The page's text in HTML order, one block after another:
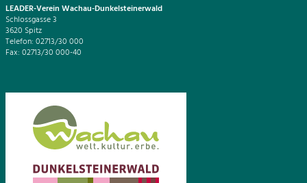
LEADER-Verein Wachau-Dunkelsteinerwald
Schlossgasse 3
3620 Spitz
Telefon: 02713/30 000
Fax: 02713/30 000-40